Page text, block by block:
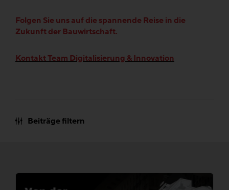
Folgen Sie uns auf die spannende Reise in die
Zukunft der Bauwirtschaft.
Kontakt Team Digitalisierung & Innovation
Beiträge filtern